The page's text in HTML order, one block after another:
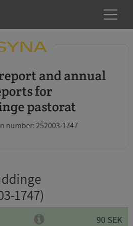
for
pastorat
number: 252003-1747
1747)
90 SEK